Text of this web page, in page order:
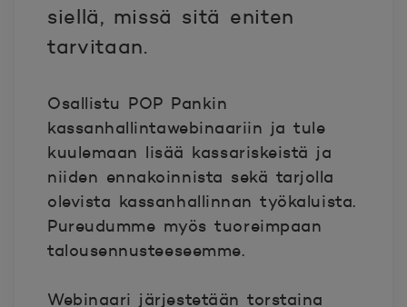
siellä, missä sitä eniten
tarvitaan.
Osallistu POP Pankin
kassanhallintawebinaariin ja tule
kuulemaan lisää kassariskeistä ja
niiden ennakoinnista sekä tarjolla
olevista kassanhallinnan työkaluista.
Pureudumme myös tuoreimpaan
talousennusteeseemme. ​
Webinaari järjestetään torstaina